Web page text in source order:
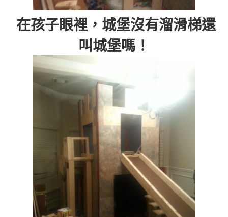
在孩子眼裡，城堡沒有溜滑梯還
叫城堡嗎！